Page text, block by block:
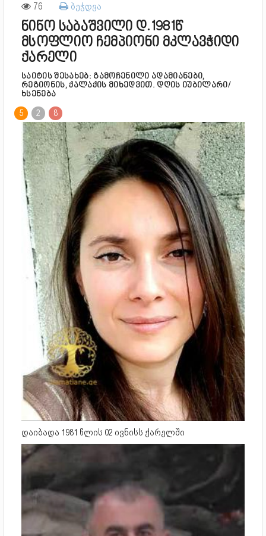
76 ბეჭდვა
ნინო საბაშვილი დ.1981წ
მსოფლიო ჩემპიონი მკლავჭიდი
ქარელი
საიტის შესახებ: გამოჩენილი ადამიანები,
რეგიონის, ქალაქის მიხედვით. დღის იუბილარი/
ხსენება
5 2 8
დაიბადა 1981 წლის 02 ივნისს ქარელში